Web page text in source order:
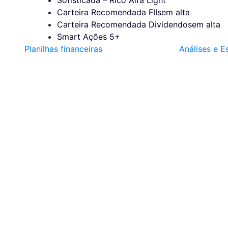
Carteira Recomendada FIIsem alta
Carteira Recomendada Dividendosem alta
Smart Ações 5+
Planilhas financeiras Análises e